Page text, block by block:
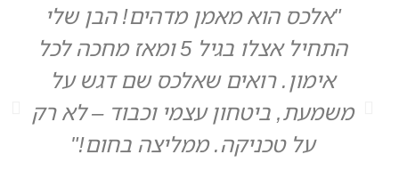
"אלכס הוא מאמן מדהים! הבן שלי
התחיל אצלו בגיל 5 ומאז מחכה לכל
אימון. רואים שאלכס שם דגש על
משמעת, ביטחון עצמי וכבוד – לא רק
על טכניקה. ממליצה בחום!"